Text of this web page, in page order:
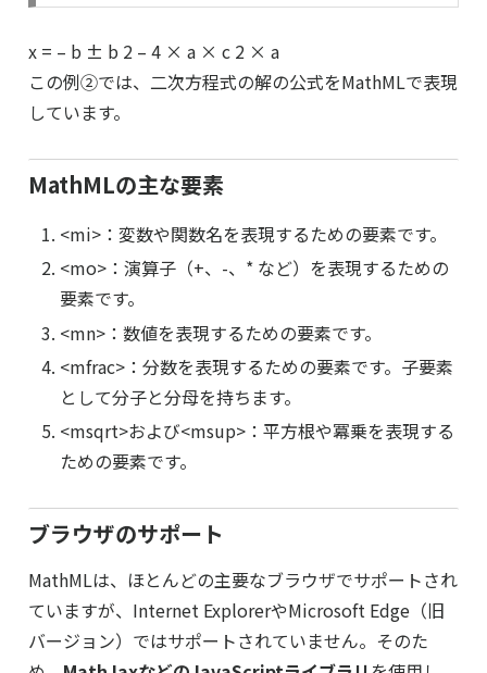
x = – b ± b 2 – 4 × a × c 2 × a
この例②では、二次方程式の解の公式をMathMLで表現
しています。
MathMLの主な要素
<mi>：変数や関数名を表現するための要素です。
<mo>：演算子（+、-、* など）を表現するための
要素です。
<mn>：数値を表現するための要素です。
<mfrac>：分数を表現するための要素です。子要素
として分子と分母を持ちます。
<msqrt>および<msup>：平方根や冪乗を表現する
ための要素です。
ブラウザのサポート
MathMLは、ほとんどの主要なブラウザでサポートされ
ていますが、Internet ExplorerやMicrosoft Edge（旧
バージョン）ではサポートされていません。そのた